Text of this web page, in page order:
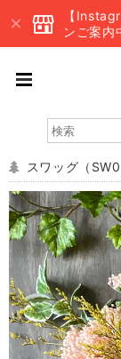
【
ンご案内
スワッグ（